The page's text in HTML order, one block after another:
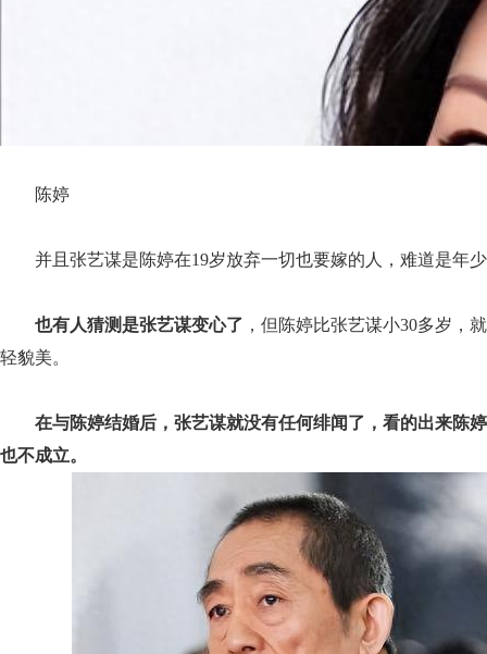
陈婷
并且张艺谋是陈婷在19岁放弃一切也要嫁的人，难道是年
也有人猜测是张艺谋变心了 ，但陈婷比张艺谋小30多岁，
轻貌美。
在与陈婷结婚后，张艺谋就没有任何绯闻了，看的出来陈
也不成立。